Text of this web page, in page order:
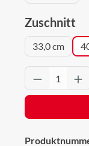
Zuschnitt
33,0 cm
Produkt